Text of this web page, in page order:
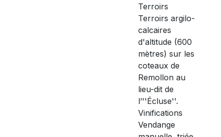
Terroirs
Terroirs argilo-
calcaires
d'altitude (600
mètres) sur les
coteaux de
Remollon au
lieu-dit de
l’''Écluse''.
Vinifications
Vendange